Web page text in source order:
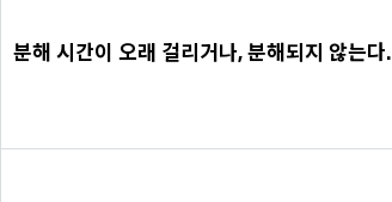
분해 시간이 오래 걸리거나, 분해되지 않는다.